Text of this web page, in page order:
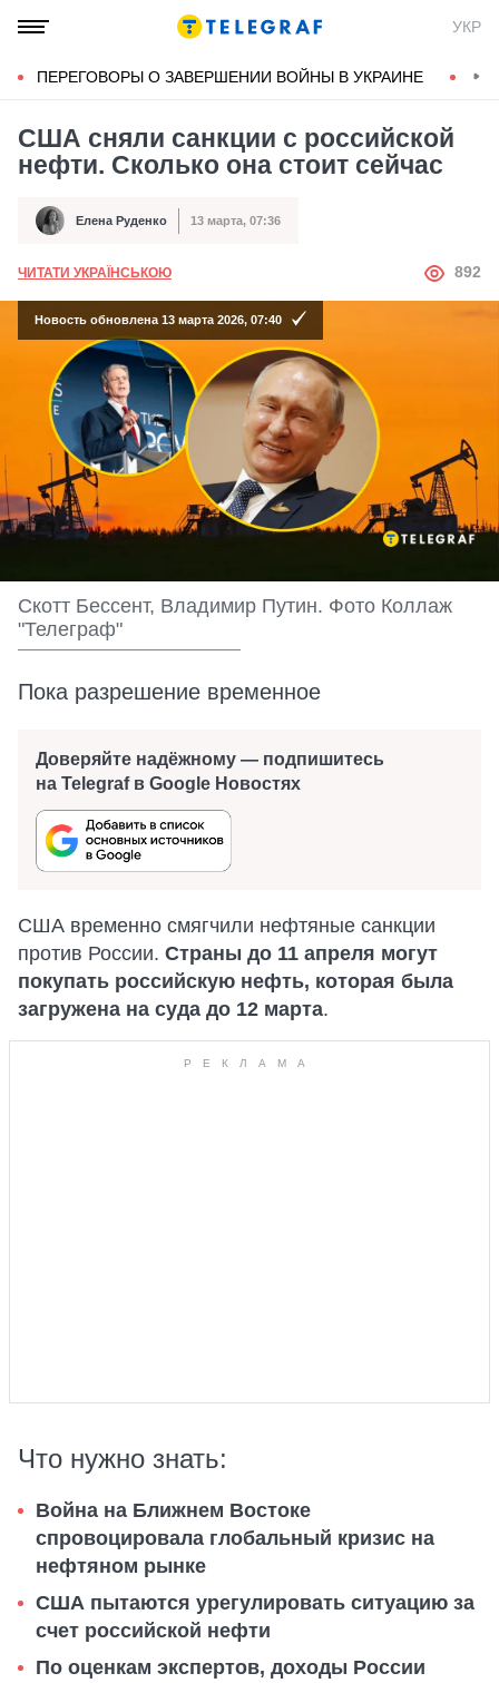
УКР
ПЕРЕГОВОРЫ О ЗАВЕРШЕНИИ ВОЙНЫ В УКРАИНЕ
США сняли санкции с российской
нефти. Сколько она стоит сейчас
Автор Елена Руденко
Дата публикации 13 марта, 07:36
ЧИТАТИ УКРАЇНСЬКОЮ АВТОР
892
Новость обновлена 13 марта 2026, 07:40
Скотт Бессент, Владимир Путин. Фото Коллаж
"Телеграф"
Пока разрешение временное
Доверяйте надёжному — подпишитесь
на Telegraf в Google Новостях
США временно смягчили нефтяные санкции
против России. Страны до 11 апреля могут
покупать российскую нефть, которая была
загружена на суда до 12 марта.
Что нужно знать:
Война на Ближнем Востоке
спровоцировала глобальный кризис на
нефтяном рынке
США пытаются урегулировать ситуацию за
счет российской нефти
По оценкам экспертов, доходы России